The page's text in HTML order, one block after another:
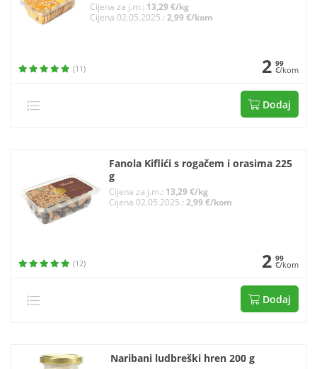
Cijena za j.m.: 13,29 €/kg
Cijena 02.05.2025.: 2,99 €/kom
(11) 2 99
€/kom
Dodaj
Fanola Kiflići s rogačem i orasima 225
g
Cijena za j.m.: 13,29 €/kg
Cijena 02.05.2025.:2,99 €/kom
(12) 2 99
€/kom
Dodaj
Naribani ludbreški hren 200 g